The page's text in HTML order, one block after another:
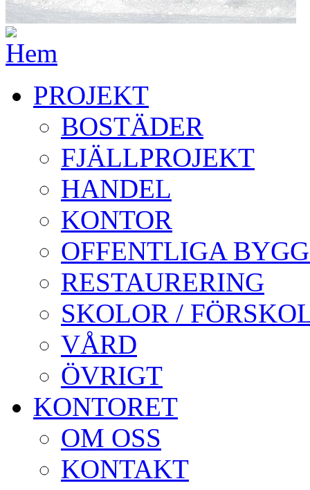
PROJEKT
BOSTÄDER
FJÄLLPROJEKT
HANDEL
KONTOR
OFFENTLIGA
RESTAURERING
SKOLOR /
VÅRD
ÖVRIGT
KONTORET
OM OSS
KONTAKT